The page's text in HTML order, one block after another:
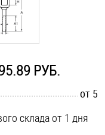
РУБ.
от 5
склада от 1 дня